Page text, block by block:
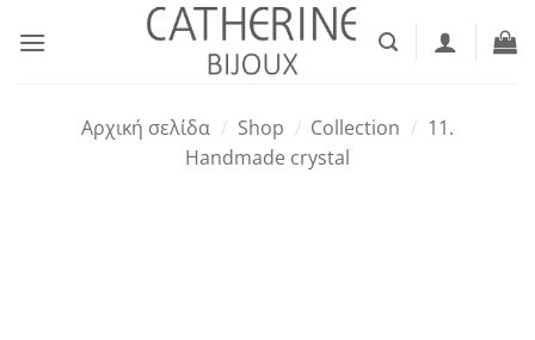
στο
Αρχική σελίδα / Shop / Collection / 11.
Handmade crystal